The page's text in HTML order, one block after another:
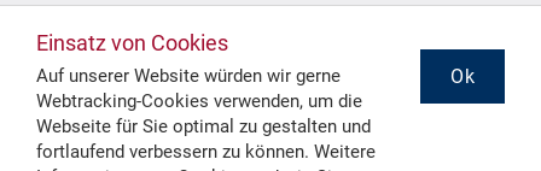
Folgen Sie uns
Einsatz von Cookies
Auf unserer Website würden wir gerne
Webtracking-Cookies verwenden, um die
Webseite für Sie optimal zu gestalten und
fortlaufend verbessern zu können. Weitere
Ok